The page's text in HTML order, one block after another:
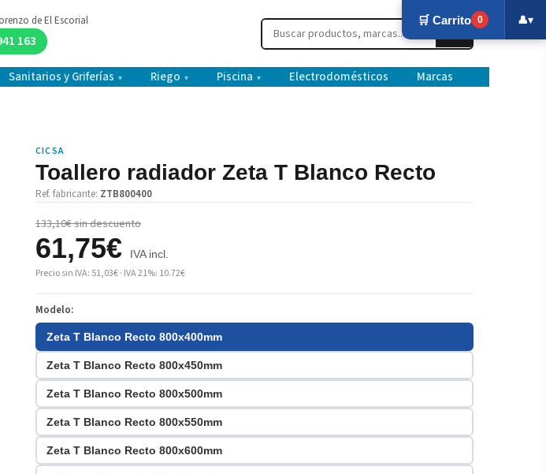
de El Escorial
163
Sanitarios y Griferías ▾ Riego ▾ Piscina ▾ Electrodomésticos Marcas
CICSA
Toallero radiador Zeta T Blanco Recto
Ref. fabricante: ZTB800400
133,10€ sin descuento
61,75€ IVA incl.
Precio sin IVA: 51,03€ · IVA 21%: 10.72€
Modelo:
Zeta T Blanco Recto 800x400mm
Zeta T Blanco Recto 800x450mm
Zeta T Blanco Recto 800x500mm
Zeta T Blanco Recto 800x550mm
Zeta T Blanco Recto 800x600mm
🛒 Carrito 0 👤▾